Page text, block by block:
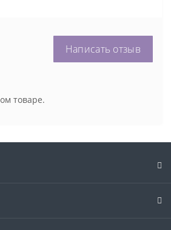
Написать отзыв
товаре.